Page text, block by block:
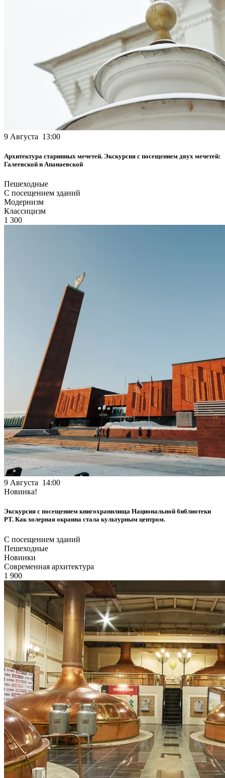
9 Августа 13:00
Архитектура старинных мечетей. Экскурсия с посещением двух мечетей:
Галеевской и Апанаевской
Пешеходные
С посещением зданий
Модернизм
Классицизм
1 300
9 Августа 14:00
Новинка!
Экскурсия с посещением книгохранилища Национальной библиотеки
РТ. Как холерная окраина стала культурным центром.
С посещением зданий
Пешеходные
Новинки
Современная архитектура
1 900